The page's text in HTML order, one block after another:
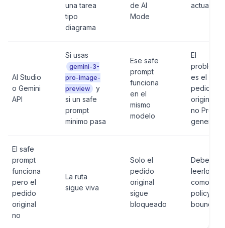
una tarea
tipo
diagrama
de AI
Mode
actual
AI Studio
o Gemini
API
Si usas
gemini-3-
pro-image-
preview
y
si un safe
prompt
minimo pasa
Ese safe
prompt
funciona
en el
mismo
modelo
El
problema
es el
pedido
original,
no Pro en
general
El safe
prompt
funciona
pero el
pedido
original
no
La ruta
sigue viva
Solo el
pedido
original
sigue
bloqueado
Debes
leerlo
como
policy
boundary